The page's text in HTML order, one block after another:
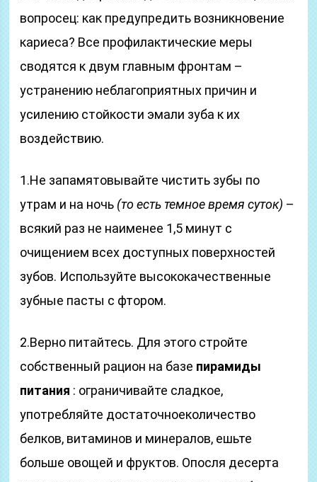
вопросец: как предупредить возникновение
кариеса? Все профилактические меры
сводятся к двум главным фронтам –
устранению неблагоприятных причин и
усилению стойкости эмали зуба к их
воздействию.
1.Не запамятовывайте чистить зубы по
утрам и на ночь (то есть темное время суток) –
всякий раз не наименее 1,5 минут с
очищением всех доступных поверхностей
зубов. Используйте высококачественные
зубные пасты с фтором.
2.Верно питайтесь. Для этого стройте
собственный рацион на базе пирамиды
питания : ограничивайте сладкое,
употребляйте достаточноеколичество
белков, витаминов и минералов, ешьте
больше овощей и фруктов. Опосля десерта